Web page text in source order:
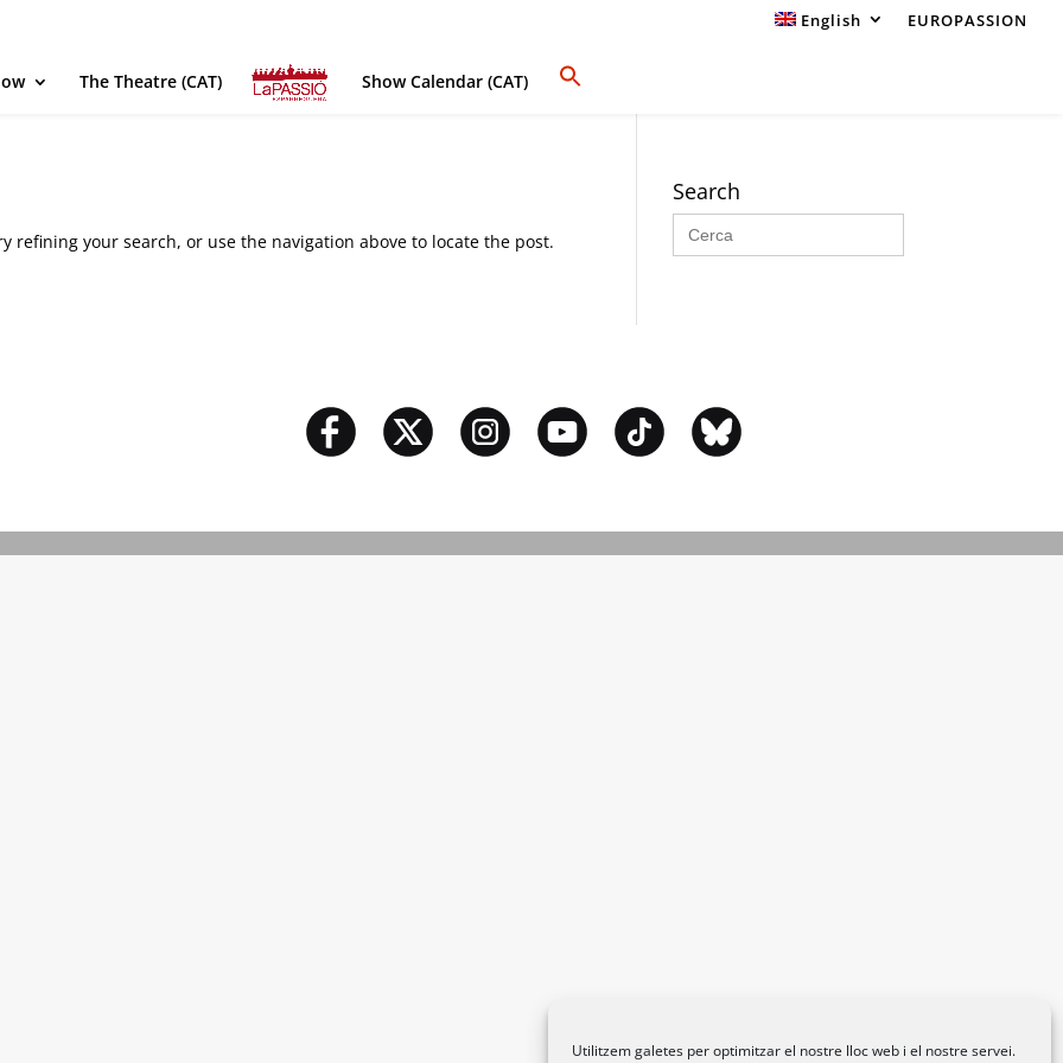
Utilitzem galetes per optimitzar el nostre lloc web i el nostre servei.
English EUROPASSION
The Theatre (CAT) Show Calendar (CAT)
refining your search, or use the navigation above to locate the post.
Search
Search
for: